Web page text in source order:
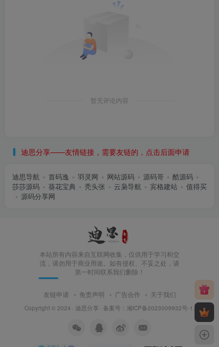
暂无评论内容
迪思分享——友情链接，需要友链的，点击后面申请
迪思导航 首码逸 羽灵网 网站源码 源码哥
酷源码
莎莎源码
葵花宝典 秃头张 云枭导航 宾格建站
值得买
源码分享网
本站所有内容来自互联网收集，仅供用于学习和交
流，请勿用于商业用途。如有侵权、不妥之处，请
第一时间联系我们删除！
友链申请 免责声明 广告合作 关于我们
Copyright © 2024 · 迪思分享 · 备案号： 湘ICP备2023009932号-1 .